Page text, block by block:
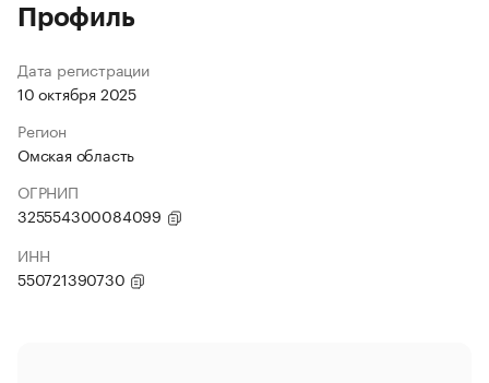
Профиль
Дата регистрации
10 октября 2025
Регион
Омская область
ОГРНИП
325554300084099
ИНН
550721390730